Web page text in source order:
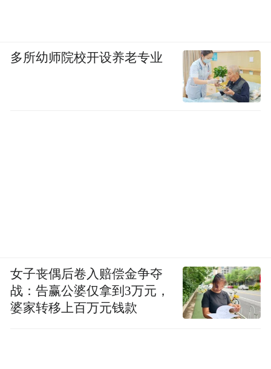
多所幼师院校开设养老专业
女子丧偶后卷入赔偿金争夺
战：告赢公婆仅拿到3万元，
婆家转移上百万元钱款